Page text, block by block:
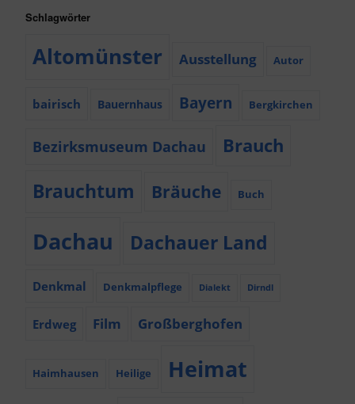
Schlagwörter
Altomünster Ausstellung Autor
bairisch Bauernhaus Bayern Bergkirchen
Bezirksmuseum Dachau Brauch
Brauchtum Bräuche Buch
Dachau Dachauer Land
Denkmal Denkmalpflege Dialekt Dirndl
Erdweg Film Großberghofen
Haimhausen Heilige Heimat